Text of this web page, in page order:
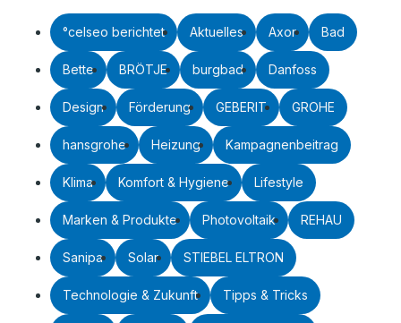
°celseo berichtet Aktuelles Axor Bad
Bette BRÖTJE burgbad Danfoss
Design Förderung GEBERIT GROHE
hansgrohe Heizung Kampagnenbeitrag
Klima Komfort & Hygiene Lifestyle
Marken & Produkte Photovoltaik REHAU
Sanipa Solar STIEBEL ELTRON
Technologie & Zukunft Tipps & Tricks